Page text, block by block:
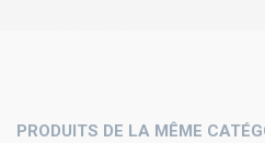
PRODUITS DE LA MÊME